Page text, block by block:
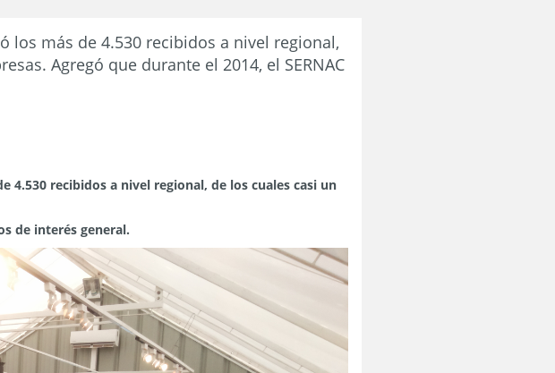
los más de 4.530 recibidos a nivel regional,
Agregó que durante el 2014, el SERNAC
recibidos a nivel regional, de los cuales casi un
de interés general.